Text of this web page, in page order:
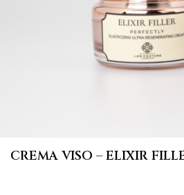
CREMA VISO – ELIXIR